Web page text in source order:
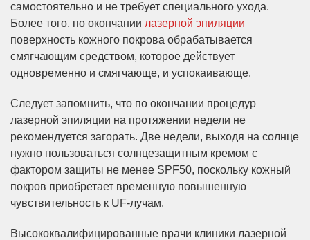
самостоятельно и не требует специального ухода.
Более того, по окончании лазерной эпиляции
поверхность кожного покрова обрабатывается
смягчающим средством, которое действует
одновременно и смягчающе, и успокаивающе.
Следует запомнить, что по окончании процедур
лазерной эпиляции на протяжении недели не
рекомендуется загорать. Две недели, выходя на солнце
нужно пользоваться солнцезащитным кремом с
фактором защиты не менее SPF50, поскольку кожный
покров приобретает временную повышенную
чувствительность к UF-лучам.
Высококвалифицированные врачи клиники лазерной